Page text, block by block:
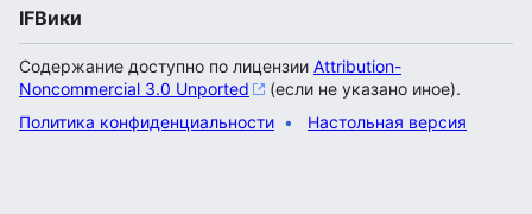
IFВики
Содержание доступно по лицензии Attribution-
Noncommercial 3.0 Unported
(если не указано иное).
Политика конфиденциальности
Настольная версия